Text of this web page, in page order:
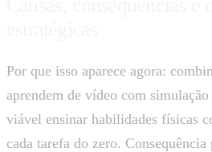
Por que isso aparece agora:
aprendem de vídeo com
viável ensinar habilidades físicas
cada tarefa do zero.